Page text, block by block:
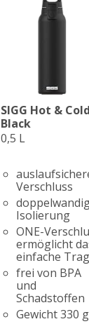
SIGG Hot & Cold
Black
0,5 L
Verschluss
Isolierung
ONE-
ermöglicht
einfache
frei von BPA
und
Schadstoffen
Gewicht 330 g